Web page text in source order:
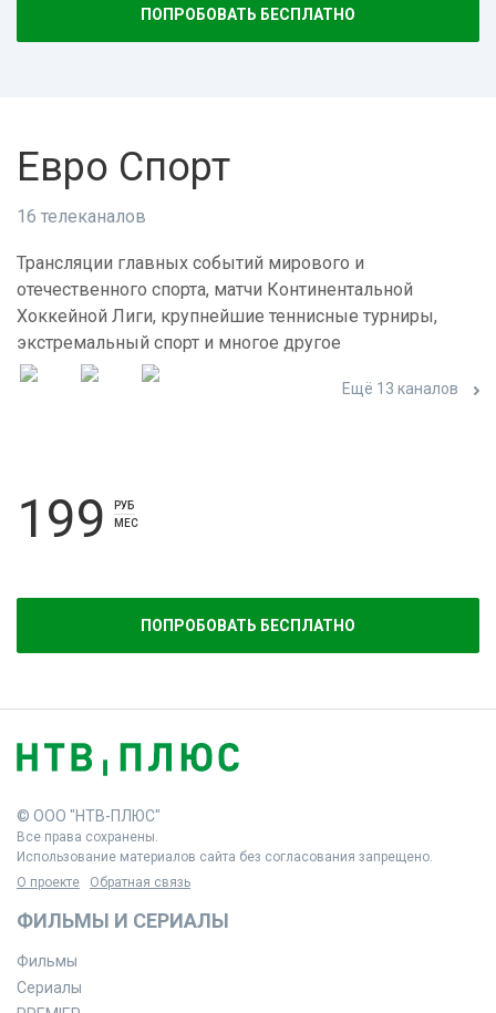
ПОПРОБОВАТЬ БЕСПЛАТНО
Евро Спорт
16 телеканалов
Трансляции главных событий мирового и
отечественного спорта, матчи Континентальной
Хоккейной Лиги, крупнейшие теннисные турниры,
экстремальный спорт и многое другое
Ещё 13 каналов
199
РУБ
МЕС
ПОПРОБОВАТЬ БЕСПЛАТНО
© ООО "НТВ-ПЛЮС"
Все права сохранены.
Использование материалов сайта без согласования запрещено.
О проекте
Обратная связь
ФИЛЬМЫ И СЕРИАЛЫ
Фильмы
Сериалы